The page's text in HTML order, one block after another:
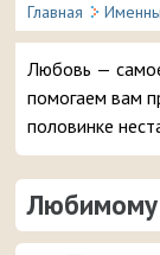
Главная
Любовь —
помогаем вам
половинке
мужчины Юрия
музыкальных и
шуточных